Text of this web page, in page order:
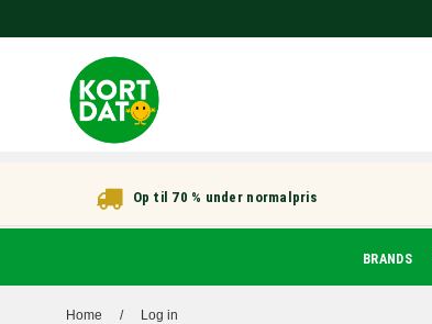
Op til 70 % under normalpris
BRANDS
Home / Log in